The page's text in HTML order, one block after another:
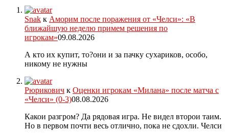
Snak к Аморим после поражения от «Челси»: «В
ближайшую неделю примем решения по
игрокам»09.08.2026
А кто их купит, то?они и за пачку сухариков, особо,
никому не нужны
Рюрикович к Оценки игрокам «Милана» после матча с
«Челси» (0-3)08.08.2026
Какои разгром? Да рядовая игра. Не видел второи таим.
Но в первом почти весь отлично, пока не сдохли. Челси